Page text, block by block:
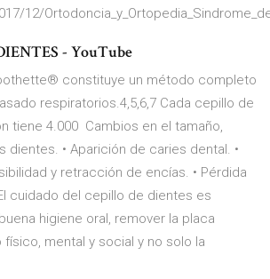
12/
- YouTube
constituye un método completo
respiratorios.4,5,6,7 Cada cepillo de
tiene 4.000 Cambios en el tamaño,
dientes. • Aparición de caries dental. •
y retracción de encías. • Pérdida
cuidado del cepillo de dientes es
higiene oral, remover la placa
mental y social y no solo la